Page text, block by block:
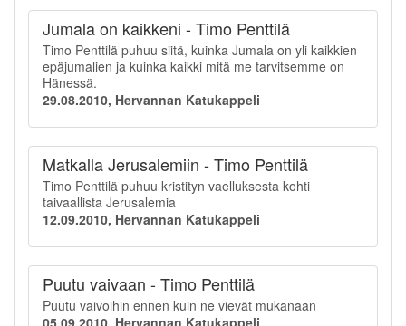
Jumala on kaikkeni - Timo Penttilä
Timo Penttilä puhuu siitä, kuinka Jumala on yli kaikkien
epäjumalien ja kuinka kaikki mitä me tarvitsemme on
Hänessä.
29.08.2010, Hervannan Katukappeli
Matkalla Jerusalemiin - Timo Penttilä
Timo Penttilä puhuu kristityn vaelluksesta kohti
taivaallista Jerusalemia
12.09.2010, Hervannan Katukappeli
Puutu vaivaan - Timo Penttilä
Puutu vaivoihin ennen kuin ne vievät mukanaan
05.09.2010, Hervannan Katukappeli